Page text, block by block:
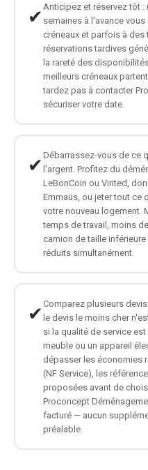
✔ Anticipez et réservez tôt :
semaines à l'avance
créneaux et parfois à
réservations tardives
la rareté des
meilleurs créneaux
tardez pas à contacter
sécuriser votre date.
✔ Débarrassez-vous de ce
l'argent. Profitez du
LeBonCoin ou Vinted,
Emmaüs, ou jeter tout ce
votre nouveau logement.
temps de travail, moins
camion de taille
réduits simultanément.
✔ Comparez plusieurs
le devis le moins cher
si la qualité de service
meuble ou un appareil
dépasser les économies
(NF Service), les
proposées avant de
Proconcept
facturé — aucun
préalable.